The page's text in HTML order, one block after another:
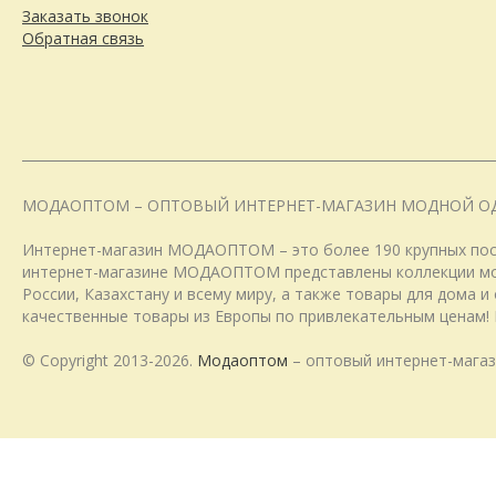
Заказать звонок
Обратная связь
МОДАОПТОМ – ОПТОВЫЙ ИНТЕРНЕТ-МАГАЗИН МОДНОЙ
Интернет-магазин МОДАОПТОМ – это более 190 крупных
интернет-магазине МОДАОПТОМ представлены коллекции
России, Казахстану и всему миру, а также товары для дома
качественные товары из Европы по привлекательным
© Copyright 2013-2026. Модаоптом – оптовый интернет-